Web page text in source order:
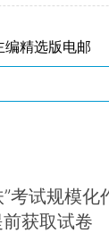
编精选版电邮
考试规模化
获取试卷